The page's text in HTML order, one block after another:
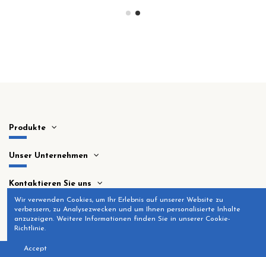
Produkte
Unser Unternehmen
Kontaktieren Sie uns
Wir verwenden Cookies, um Ihr Erlebnis auf unserer Website zu
verbessern, zu Analysezwecken und um Ihnen personalisierte Inhalte
anzuzeigen. Weitere Informationen finden Sie in unserer Cookie-
Richtlinie.
Accept